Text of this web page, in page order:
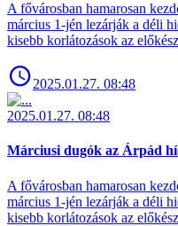
A fővárosban hamarosan
március 1-jén lezárják a déli
kisebb korlátozások az
2025.01.27. 08:48
2025.01.27. 08:48
Márciusi dugók az Árpád
A fővárosban hamarosan
március 1-jén lezárják a déli
kisebb korlátozások az